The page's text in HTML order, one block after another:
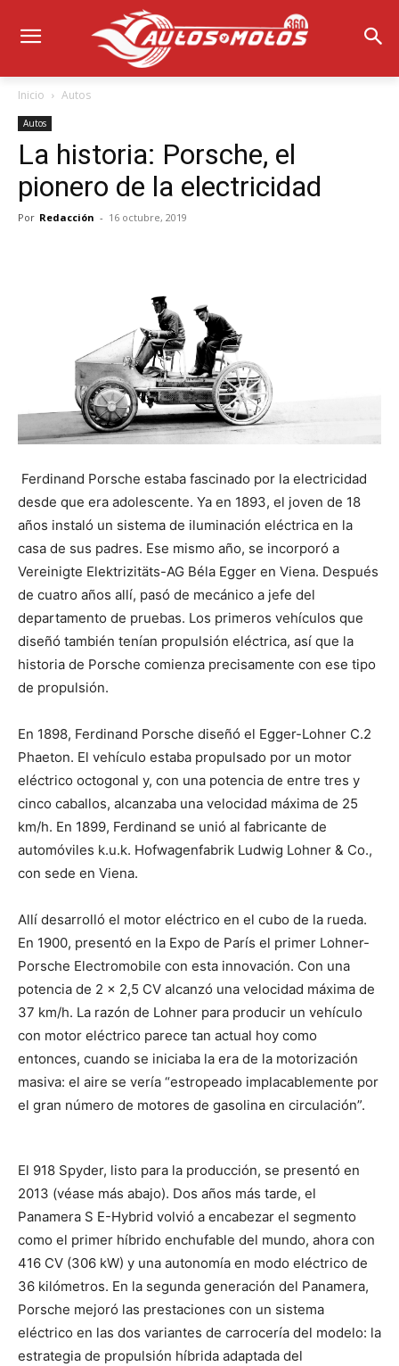
Inicio Autos
Autos
La historia: Porsche, el
pionero de la electricidad
Por Redacción - 16 octubre, 2019
Ferdinand Porsche estaba fascinado por la electricidad
desde que era adolescente. Ya en 1893, el joven de 18
años instaló un sistema de iluminación eléctrica en la
casa de sus padres. Ese mismo año, se incorporó a
Vereinigte Elektrizitäts-AG Béla Egger en Viena. Después
de cuatro años allí, pasó de mecánico a jefe del
departamento de pruebas. Los primeros vehículos que
diseñó también tenían propulsión eléctrica, así que la
historia de Porsche comienza precisamente con ese tipo
de propulsión.
En 1898, Ferdinand Porsche diseñó el Egger-Lohner C.2
Phaeton. El vehículo estaba propulsado por un motor
eléctrico octogonal y, con una potencia de entre tres y
cinco caballos, alcanzaba una velocidad máxima de 25
km/h. En 1899, Ferdinand se unió al fabricante de
automóviles k.u.k. Hofwagenfabrik Ludwig Lohner & Co.,
con sede en Viena.
Allí desarrolló el motor eléctrico en el cubo de la rueda.
En 1900, presentó en la Expo de París el primer Lohner-
Porsche Electromobile con esta innovación. Con una
potencia de 2 x 2,5 CV alcanzó una velocidad máxima de
37 km/h. La razón de Lohner para producir un vehículo
con motor eléctrico parece tan actual hoy como
entonces, cuando se iniciaba la era de la motorización
masiva: el aire se vería “estropeado implacablemente por
el gran número de motores de gasolina en circulación”.
El 918 Spyder, listo para la producción, se presentó en
2013 (véase más abajo). Dos años más tarde, el
Panamera S E-Hybrid volvió a encabezar el segmento
como el primer híbrido enchufable del mundo, ahora con
416 CV (306 kW) y una autonomía en modo eléctrico de
36 kilómetros. En la segunda generación del Panamera,
Porsche mejoró las prestaciones con un sistema
eléctrico en las dos variantes de carrocería del modelo: la
estrategia de propulsión híbrida adaptada del